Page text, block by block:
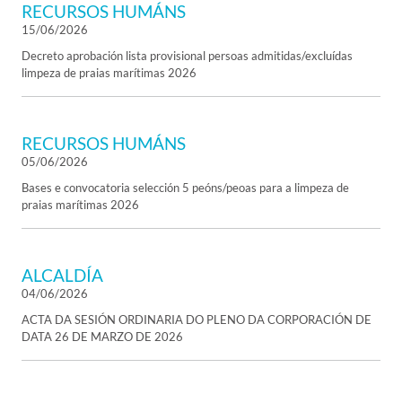
RECURSOS HUMÁNS
15/06/2026
Decreto aprobación lista provisional persoas admitidas/excluídas
limpeza de praias marítimas 2026
RECURSOS HUMÁNS
05/06/2026
Bases e convocatoria selección 5 peóns/peoas para a limpeza de
praias marítimas 2026
ALCALDÍA
04/06/2026
ACTA DA SESIÓN ORDINARIA DO PLENO DA CORPORACIÓN DE
DATA 26 DE MARZO DE 2026